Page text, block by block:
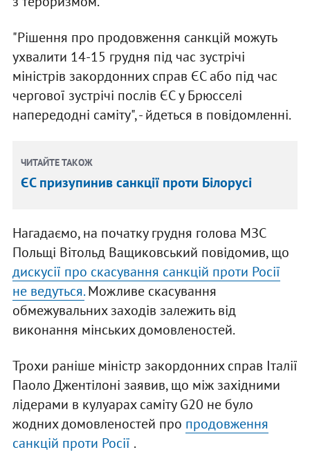
"Рішення про продовження санкцій можуть
ухвалити 14-15 грудня під час зустрічі
міністрів закордонних справ ЄС або під час
чергової зустрічі послів ЄС у Брюсселі
напередодні саміту", - йдеться в повідомленні.
ЧИТАЙТЕ ТАКОЖ
ЄС призупинив санкції проти Білорусі
Нагадаємо, на початку грудня голова МЗС
Польщі Вітольд Ващиковський повідомив, що
дискусії про скасування санкцій проти Росії
не ведуться.Можливе скасування
обмежувальних заходів залежить від
виконання мінських домовленостей.
Трохи раніше міністр закордонних справ Італії
Паоло Джентілоні заявив, що між західними
лідерами в кулуарах саміту G20 не було
жодних домовленостей про продовження
санкцій проти Росії .